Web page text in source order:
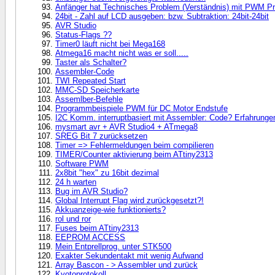
Anfänger hat Technisches Problem (Verständnis) mit PWM
24bit - Zahl auf LCD ausgeben: bzw. Subtraktion: 24bit-24bit
AVR Studio
Status-Flags ??
Timer0 läuft nicht bei Mega168
Atmega16 macht nicht was er soll.....
Taster als Schalter?
Assembler-Code
TWI Repeated Start
MMC-SD Speicherkarte
Assemlber-Befehle
Programmbeispiele PWM für DC Motor Endstufe
I2C Komm. interruptbasiert mit Assembler: Code?
mysmart avr + AVR Studio4 + ATmega8
SREG Bit 7 zurücksetzen
Timer => Fehlermeldungen beim compilieren
TIMER/Counter aktivierung beim ATtiny2313
Software PWM
2x8bit "hex" zu 16bit dezimal
24 h warten
Bug im AVR Studio?
Global Interrupt Flag wird zurückgesetzt?!
Akkuanzeige-wie funktionierts?
rol und ror
Fuses beim ATtiny2313
EEPROM ACCESS
Mein Entprellprog. unter STK500
Exakter Sekundentakt mit wenig Aufwand
Array Bascon - > Assembler und zurück